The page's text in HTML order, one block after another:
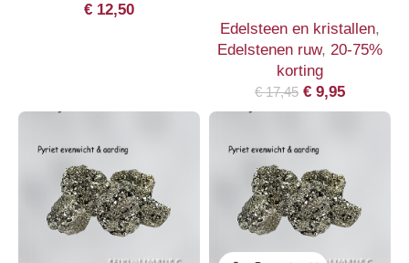
€ 12,50
Edelsteen en kristallen,
Edelstenen ruw, 20-75%
korting
€17,45 € 9,95